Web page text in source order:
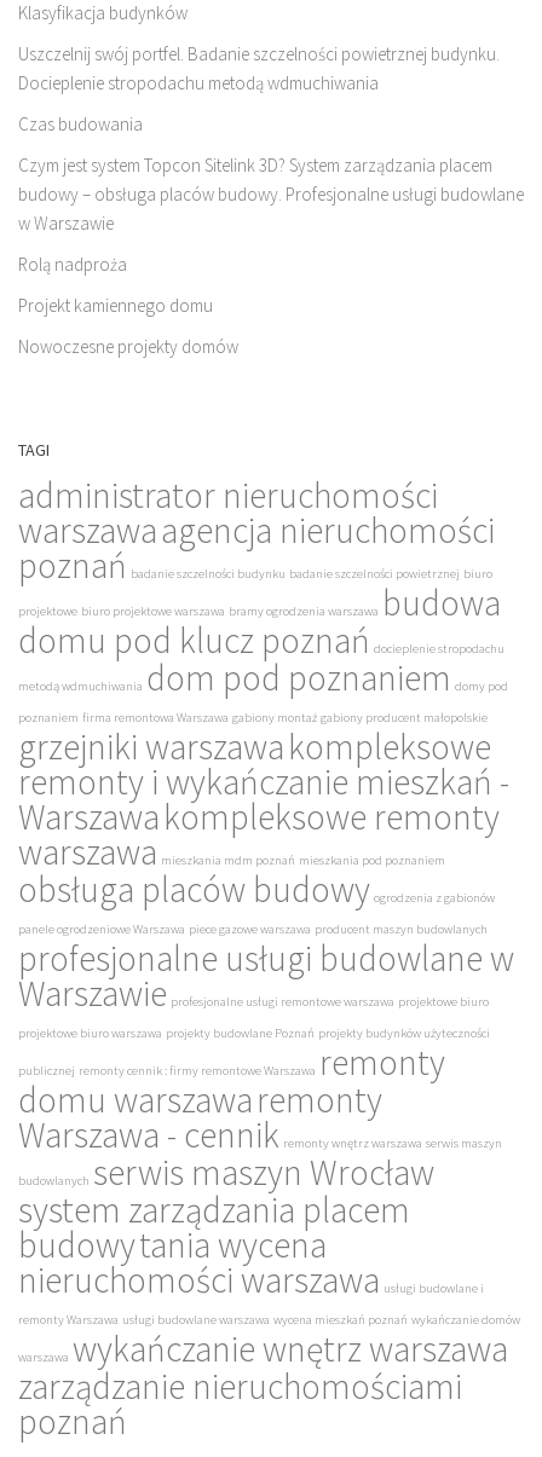
Klasyfikacja budynków
Uszczelnij swój portfel. Badanie szczelności powietrznej budynku.
Docieplenie stropodachu metodą wdmuchiwania
Czas budowania
Czym jest system Topcon Sitelink 3D? System zarządzania placem
budowy – obsługa placów budowy. Profesjonalne usługi budowlane
w Warszawie
Rolą nadproża
Projekt kamiennego domu
Nowoczesne projekty domów
TAGI
administrator nieruchomości
warszawaagencja nieruchomości
poznań badanie szczelności budynku badanie szczelności powietrznej biuro
projektowe biuro projektowe warszawa bramy ogrodzenia warszawa budowa
domu pod klucz poznań docieplenie stropodachu
metodą wdmuchiwania dom pod poznaniem domy pod
poznaniem firma remontowa Warszawa gabiony montaż gabiony producent małopolskie
grzejniki warszawakompleksowe
remonty i wykańczanie mieszkań -
Warszawakompleksowe remonty
warszawa mieszkania mdm poznań mieszkania pod poznaniem
obsługa placów budowy ogrodzenia z gabionów
panele ogrodzeniowe Warszawa piece gazowe warszawa producent maszyn budowlanych
profesjonalne usługi budowlane w
Warszawie profesjonalne usługi remontowe warszawa projektowe biuro
projektowe biuro warszawa projekty budowlane Poznań projekty budynków użyteczności
publicznej remonty cennik : firmy remontowe Warszawa remonty
domu warszawaremonty
Warszawa - cennik remonty wnętrz warszawa serwis maszyn
budowlanych serwis maszyn Wrocław
system zarządzania placem
budowytania wycena
nieruchomości warszawa usługi budowlane i
remonty Warszawa usługi budowlane warszawa wycena mieszkań poznań wykańczanie domów
warszawa wykańczanie wnętrz warszawa
zarządzanie nieruchomościami
poznań